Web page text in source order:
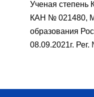
Ученая
КАН № 021480,
образования
08.09.2021г.